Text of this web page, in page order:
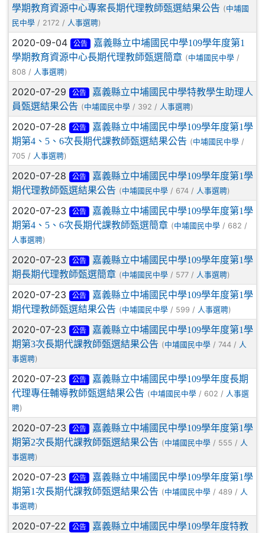
學期教育資源中心專案長期代理教師甄選結果公告 (中埔國
民中學 / 2172 / 人事選聘)
2020-09-04 公告
嘉義縣立中埔國民中學109學年度第1
學期教育資源中心長期代理教師甄選簡章 (中埔國民中學 /
808 / 人事選聘)
2020-07-29 公告
嘉義縣立中埔國民中學特教學生助理人
員甄選結果公告 (中埔國民中學 / 392 / 人事選聘)
2020-07-28 公告
嘉義縣立中埔國民中學109學年度第1學
期第4、5、6次長期代課教師甄選結果公告 (中埔國民中學 /
705 / 人事選聘)
2020-07-28 公告
嘉義縣立中埔國民中學109學年度第1學
期代理教師甄選結果公告 (中埔國民中學 / 674 / 人事選聘)
2020-07-23 公告
嘉義縣立中埔國民中學109學年度第1學
期第4、5、6次長期代課教師甄選簡章 (中埔國民中學 / 682 /
人事選聘)
2020-07-23 公告
嘉義縣立中埔國民中學109學年度第1學
期長期代理教師甄選簡章 (中埔國民中學 / 577 / 人事選聘)
2020-07-23 公告
嘉義縣立中埔國民中學109學年度第1學
期代理教師甄選結果公告 (中埔國民中學 / 599 / 人事選聘)
2020-07-23 公告
嘉義縣立中埔國民中學109學年度第1學
期第3次長期代課教師甄選結果公告 (中埔國民中學 / 744 / 人
事選聘)
2020-07-23 公告
嘉義縣立中埔國民中學109學年度長期
代理專任輔導教師甄選結果公告 (中埔國民中學 / 602 / 人事選
聘)
2020-07-23 公告
嘉義縣立中埔國民中學109學年度第1學
期第2次長期代課教師甄選結果公告 (中埔國民中學 / 555 / 人
事選聘)
2020-07-23 公告
嘉義縣立中埔國民中學109學年度第1學
期第1次長期代課教師甄選結果公告 (中埔國民中學 / 489 / 人
事選聘)
2020-07-22 公告
嘉義縣立中埔國民中學109學年度特教